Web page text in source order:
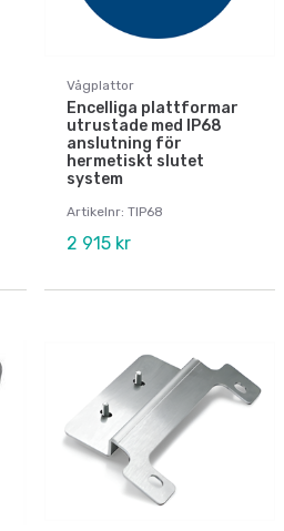
Vågplattor
Encelliga plattformar
utrustade med IP68
anslutning för
hermetiskt slutet
system
Artikelnr: TIP68
2 915 kr